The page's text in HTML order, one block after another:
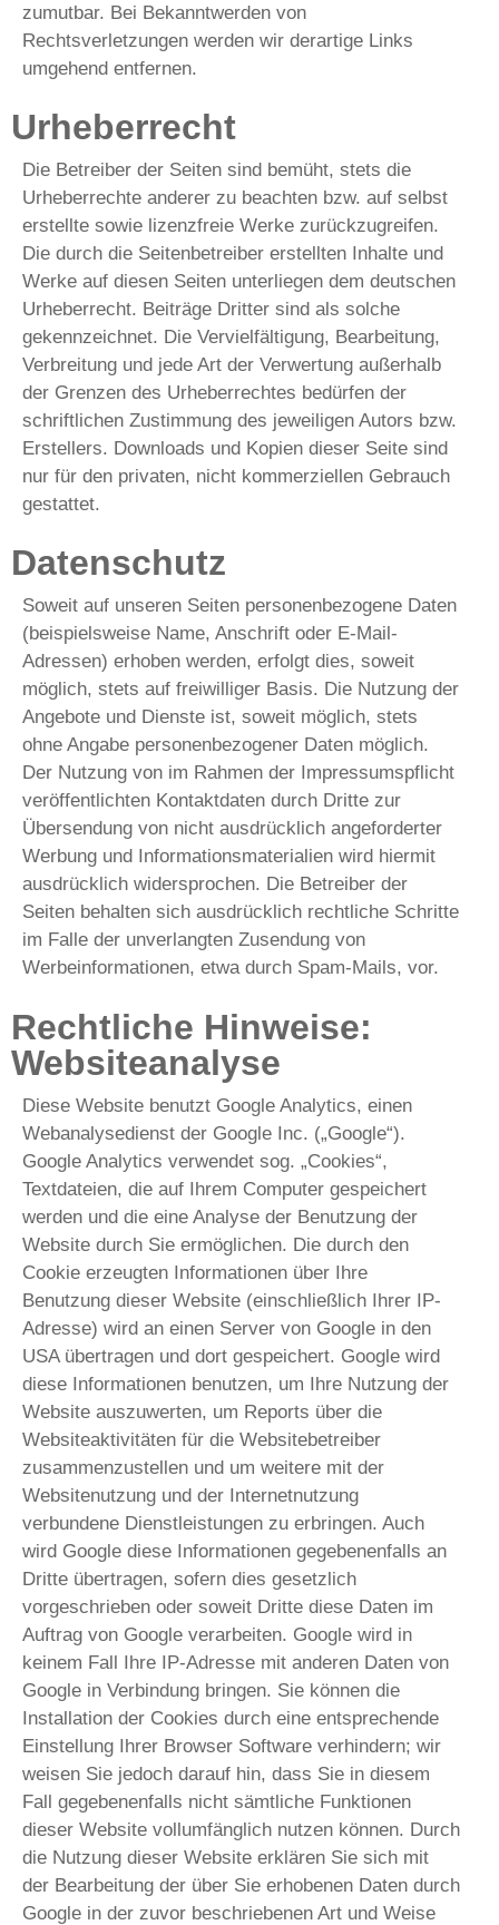
zumutbar. Bei Bekanntwerden von
Rechtsverletzungen werden wir derartige Links
umgehend entfernen.
Urheberrecht
Die Betreiber der Seiten sind bemüht, stets die
Urheberrechte anderer zu beachten bzw. auf selbst
erstellte sowie lizenzfreie Werke zurückzugreifen.
Die durch die Seitenbetreiber erstellten Inhalte und
Werke auf diesen Seiten unterliegen dem deutschen
Urheberrecht. Beiträge Dritter sind als solche
gekennzeichnet. Die Vervielfältigung, Bearbeitung,
Verbreitung und jede Art der Verwertung außerhalb
der Grenzen des Urheberrechtes bedürfen der
schriftlichen Zustimmung des jeweiligen Autors bzw.
Erstellers. Downloads und Kopien dieser Seite sind
nur für den privaten, nicht kommerziellen Gebrauch
gestattet.
Datenschutz
Soweit auf unseren Seiten personenbezogene Daten
(beispielsweise Name, Anschrift oder E-Mail-
Adressen) erhoben werden, erfolgt dies, soweit
möglich, stets auf freiwilliger Basis. Die Nutzung der
Angebote und Dienste ist, soweit möglich, stets
ohne Angabe personenbezogener Daten möglich.
Der Nutzung von im Rahmen der Impressumspflicht
veröffentlichten Kontaktdaten durch Dritte zur
Übersendung von nicht ausdrücklich angeforderter
Werbung und Informationsmaterialien wird hiermit
ausdrücklich widersprochen. Die Betreiber der
Seiten behalten sich ausdrücklich rechtliche Schritte
im Falle der unverlangten Zusendung von
Werbeinformationen, etwa durch Spam-Mails, vor.
Rechtliche Hinweise:
Websiteanalyse
Diese Website benutzt Google Analytics, einen
Webanalysedienst der Google Inc. („Google“).
Google Analytics verwendet sog. „Cookies“,
Textdateien, die auf Ihrem Computer gespeichert
werden und die eine Analyse der Benutzung der
Website durch Sie ermöglichen. Die durch den
Cookie erzeugten Informationen über Ihre
Benutzung dieser Website (einschließlich Ihrer IP-
Adresse) wird an einen Server von Google in den
USA übertragen und dort gespeichert. Google wird
diese Informationen benutzen, um Ihre Nutzung der
Website auszuwerten, um Reports über die
Websiteaktivitäten für die Websitebetreiber
zusammenzustellen und um weitere mit der
Websitenutzung und der Internetnutzung
verbundene Dienstleistungen zu erbringen. Auch
wird Google diese Informationen gegebenenfalls an
Dritte übertragen, sofern dies gesetzlich
vorgeschrieben oder soweit Dritte diese Daten im
Auftrag von Google verarbeiten. Google wird in
keinem Fall Ihre IP-Adresse mit anderen Daten von
Google in Verbindung bringen. Sie können die
Installation der Cookies durch eine entsprechende
Einstellung Ihrer Browser Software verhindern; wir
weisen Sie jedoch darauf hin, dass Sie in diesem
Fall gegebenenfalls nicht sämtliche Funktionen
dieser Website vollumfänglich nutzen können. Durch
die Nutzung dieser Website erklären Sie sich mit
der Bearbeitung der über Sie erhobenen Daten durch
Google in der zuvor beschriebenen Art und Weise